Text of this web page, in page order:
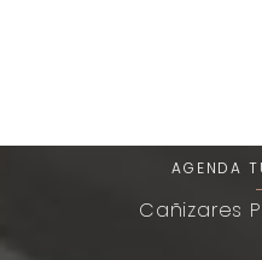
AGENDA
Cañizares